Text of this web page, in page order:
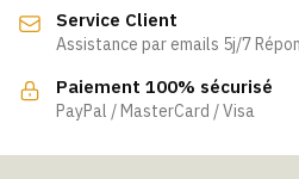
choisies
sur
la
page
Service Client
Assistance par emails 5j/7
Paiement 100% sécurisé
PayPal / MasterCard / Visa